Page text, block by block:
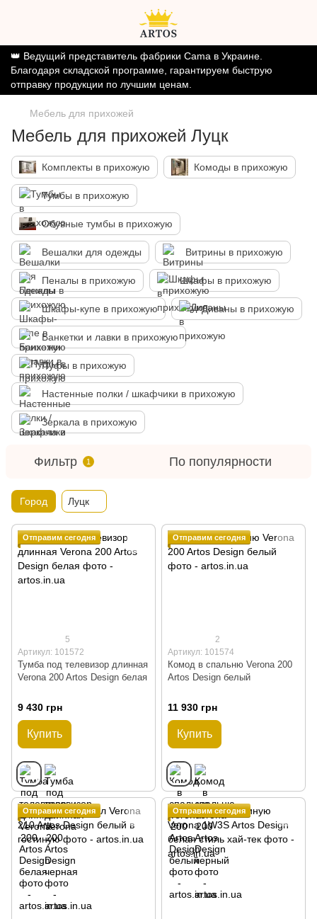
👑 Ведущий представитель фабрики Cama в Украине.
Благодаря складской программе, гарантируем быструю
отправку продукции по лучшим ценам.
Мебель для прихожей
Мебель для прихожей Луцк
Комплекты в прихожую Комоды в прихожую
Тумбы в прихожую
Обувные тумбы в прихожую
Вешалки для одежды Витрины в прихожую
Пеналы в прихожую Шкафы в прихожую
Шкафы-купе в прихожую Диваны в прихожую
Банкетки и лавки в прихожую
Пуфы в прихожую
Настенные полки / шкафчики в прихожую
Зеркала в прихожую
Фильтр 1 По популярности
Город Луцк
Отправим сегодня
5
Артикул: 101572
Тумба под телевизор длинная
Verona 200 Artos Design белая
9 430 грн
Купить
Отправим сегодня
2
Артикул: 101574
Комод в спальню Verona 200
Artos Design белый
11 930 грн
Купить
Отправим сегодня Отправим сегодня